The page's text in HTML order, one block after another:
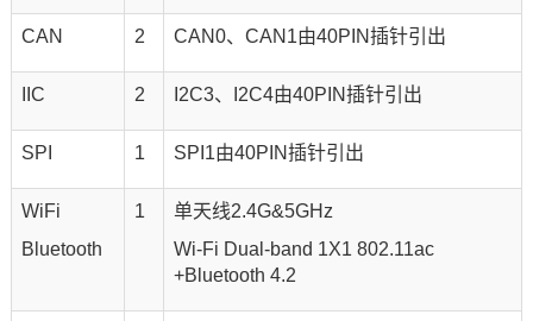
CAN 2 CAN0、CAN1由40PIN插针引出
IIC 2 I2C3、I2C4由40PIN插针引出
SPI 1 SPI1由40PIN插针引出
WiFi
Bluetooth
1
单天线2.4G&5GHz
Wi-Fi Dual-band 1X1 802.11ac
+Bluetooth 4.2